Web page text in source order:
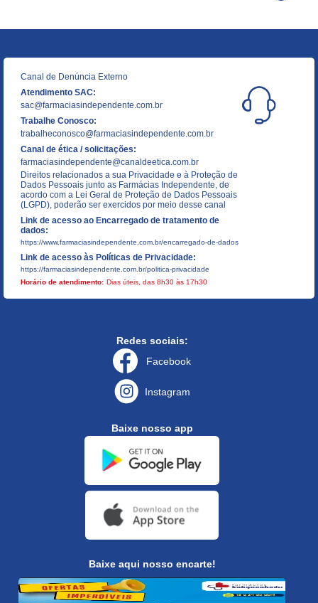
Canal de Denúncia Externo
Atendimento SAC:
sac@farmaciasindependente.com.br
Trabalhe Conosco:
trabalheconosco@farmaciasindependente.com.br
Canal de ética / solicitações:
farmaciasindependente@canaldeetica.com.br
Direitos relacionados a sua Privacidade e à Proteção de
Dados Pessoais junto as Farmácias Independente, de
acordo com a Lei Geral de Proteção de Dados Pessoais
(LGPD), poderão ser exercidos por meio desse canal
Link de acesso ao Encarregado de tratamento de
dados:
https://www.farmaciasindependente.com.br/encarregado-de-dados
Link de acesso às Políticas de Privacidade:
https://farmaciasindependente.com.br/politica-privacidade
Horário de atendimento: Dias úteis, das 8h30 às 17h30
Redes sociais:
Facebook
Instagram
Baixe nosso app
Baixe aqui nosso encarte!